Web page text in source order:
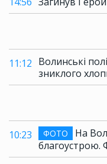
11:12 Волинські
зниклого
10:23 ФОТО
На